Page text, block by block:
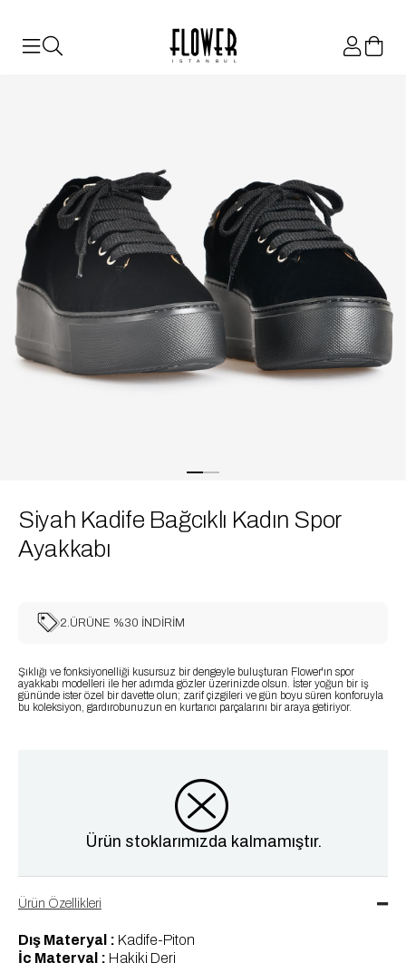
ISTANBUL
Siyah Kadife Bağcıklı Kadın Spor
Ayakkabı
2.ÜRÜNE %30 İNDİRİM
Şıklığı ve fonksiyonelliği kusursuz bir dengeyle buluşturan Flower'ın spor
ayakkabı modelleri ile her adımda gözler üzerinizde olsun. İster yoğun bir iş
gününde ister özel bir davette olun; zarif çizgileri ve gün boyu süren konforuyla
bu koleksiyon, gardırobunuzun en kurtarıcı parçalarını bir araya getiriyor.
Ürün stoklarımızda kalmamıştır.
Ürün Özellikleri
Dış Materyal : Kadife-Piton
İç Materyal : Hakiki Deri